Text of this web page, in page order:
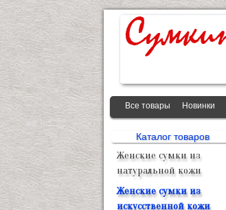
Все товары Новинки
Каталог товаров
Женские сумки из
натуральной кожи
Женские сумки из
искусственной кожи